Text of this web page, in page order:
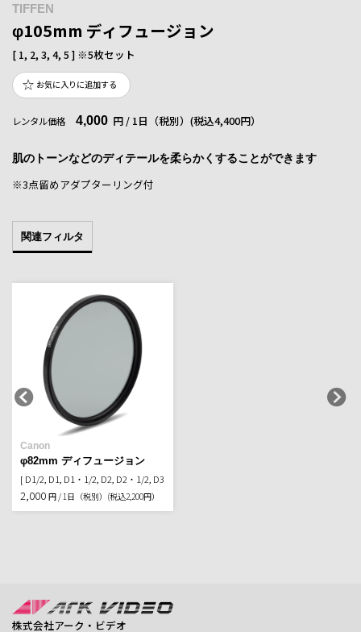
TIFFEN
φ105mm ディフュージョン
[ 1, 2, 3, 4, 5 ] ※5枚セット
お気に入りに追加する
レンタル価格 4,000 円 / 1日（税別） (税込4,400円）
肌のトーンなどのディテールを柔らかくすることができます
※3点留めアダプターリング付
関連フィルタ
Canon
φ82mm ディフュージョン
[ D1/2, D1, D1・1/2, D2, D2・1/2, D3 ] ※セット価格のみ
2,000 円 / 1日（税別） (税込2,200円）
株式会社アーク・ビデオ